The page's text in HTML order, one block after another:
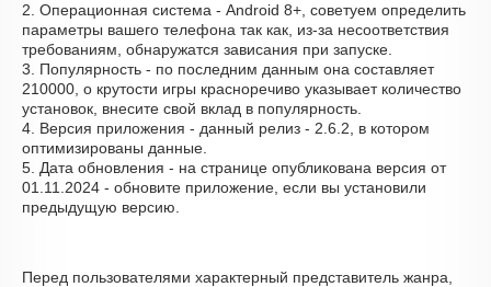
2. Операционная система - Android 8+, советуем определить
параметры вашего телефона так как, из-за несоответствия
требованиям, обнаружатся зависания при запуске.
3. Популярность - по последним данным она составляет
210000, о крутости игры красноречиво указывает количество
установок, внесите свой вклад в популярность.
4. Версия приложения - данный релиз - 2.6.2, в котором
оптимизированы данные.
5. Дата обновления - на странице опубликована версия от
01.11.2024 - обновите приложение, если вы установили
предыдущую версию.
Перед пользователями характерный представитель жанра,